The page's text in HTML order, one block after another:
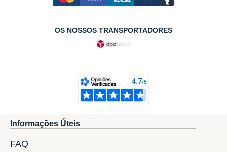
OS NOSSOS TRANSPORTADORES
Informações Úteis
FAQ